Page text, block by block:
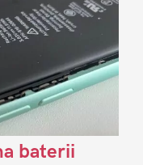
baterii